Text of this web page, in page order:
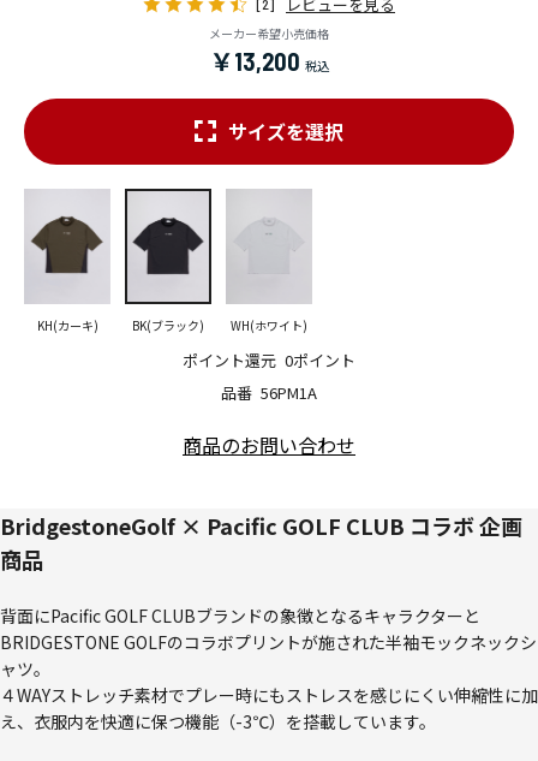
[2]
メーカー希望小売価格
￥13,200
品番 56PM1A
ポイント還元 0ポイント
サイズを選択
KH(カーキ) BK(ブラック) WH(ホワイト)
商品のお問い合わせ
BridgestoneGolf × Pacific GOLF CLUB コラボ 企画
商品
背面にPacific GOLF CLUBブランドの象徴となるキャラクターと
BRIDGESTONE GOLFのコラボプリントが施された半袖モックネックシ
ャツ。
４WAYストレッチ素材でプレー時にもストレスを感じにくい伸縮性に加
え、衣服内を快適に保つ機能（-3℃）を搭載しています。